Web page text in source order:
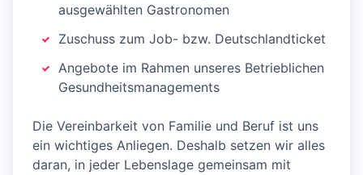
ausgewählten Gastronomen
Zuschuss zum Job- bzw. Deutschlandticket
Angebote im Rahmen unseres Betrieblichen
Gesundheitsmanagements
Die Vereinbarkeit von Familie und Beruf ist uns
ein wichtiges Anliegen. Deshalb setzen wir alles
daran, in jeder Lebenslage gemeinsam mit